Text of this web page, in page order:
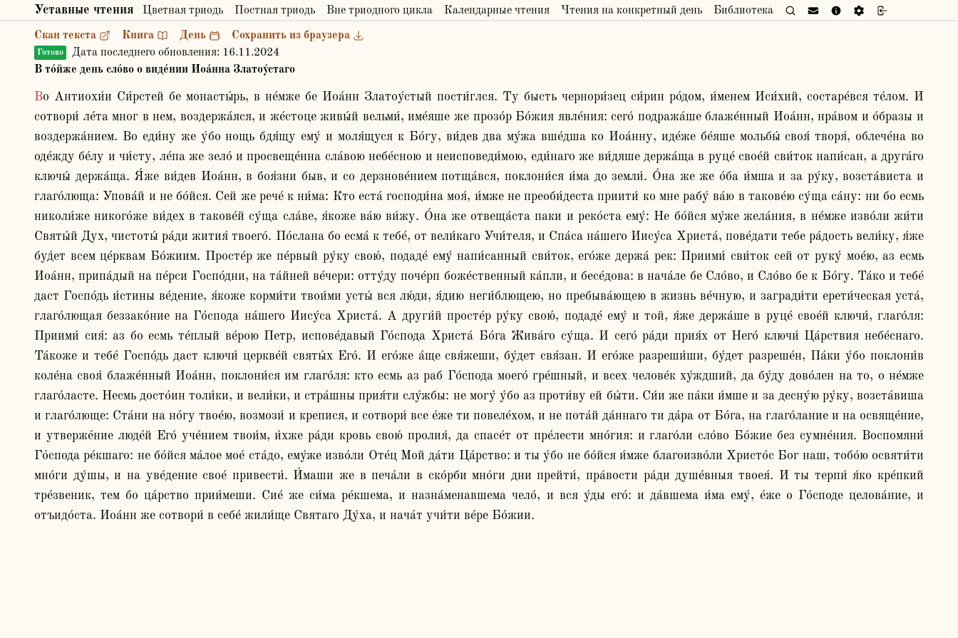
Уставные чтения Цветная триодь Постная триодь Вне триодного цикла Календарные чтения Чтения на конкретный день Библиотека
Скан текста Книга День Сохранить из браузера
Готово Дата последнего обновления: 16.11.2024
В то́йже день сло́во о виде́нии Иоа́нна Златоу́стаго
Во Антиохи́и Си́рстей бе монасты́рь, в не́мже бе Иоа́нн Златоу́стый пости́глся. Ту бысть чернори́зец си́рин ро́дом, и́менем Иси́хий, состаре́вся те́лом. И
сотвори́ ле́та мног в нем, воздержа́яся, и же́стоце живы́й вельми́, име́яше же прозо́р Бо́жия явле́ния: сего́ подража́ше блаже́нный Иоа́нн, нра́вом и о́бразы и
воздержа́нием. Во еди́ну же у́бо нощь бдя́щу ему́ и моля́щуся к Бо́гу, ви́дев два му́жа вше́дша ко Иоа́нну, иде́же бе́яше мольбы́ своя́ творя́, облече́на во
оде́жду бе́лу и чи́сту, ле́па же зело́ и просвеще́нна сла́вою небе́сною и неисповеди́мою, еди́наго же ви́дяше держа́ща в руце́ свое́й сви́ток напи́сан, а друга́го
ключы́ держа́ща. Я́же ви́дев Иоа́нн, в боя́зни быв, и со дерзнове́нием потща́вся, поклони́ся и́ма до земли́. О́на же же о́ба и́мша и за ру́ку, возста́виста и
глаго́люща: Упова́й и не бо́йся. Сей же рече́ к ни́ма: Кто еста́ господи́на моя́, и́мже не преоби́деста приити́ ко мне рабу́ ва́ю в такове́ю су́ща са́ну: ни бо есмь
николи́же никого́же ви́дех в такове́й су́ща сла́ве, я́коже ва́ю ви́жу. О́на же отвеща́ста паки и реко́ста ему́: Не бо́йся му́же жела́ния, в не́мже изво́ли жи́ти
Святы́й Дух, чистоты́ ра́ди жития́ твоего́. По́слана бо есма́ к тебе́, от вели́каго Учи́теля, и Спа́са на́шего Иису́са Христа́, пове́дати тебе ра́дость вели́ку, я́же
буд́ет всем це́рквам Бо́жиим. Просте́р же пе́рвый ру́ку свою́, подаде́ ему́ напи́санный сви́ток, его́же держа́ рек: Приими́ сви́ток сей от руку́ мое́ю, аз есмь
Иоа́нн, припа́дый на пе́рси Госпо́дни, на та́йней ве́чери: отту́ду поче́рп боже́ственный ка́пли, и бесе́дова: в нача́ле бе Сло́во, и Сло́во бе к Бо́гу. Та́ко и тебе́
даст Госпо́дь и́стины ве́дение, я́коже корми́ти твои́ми усты́ вся лю́ди, я́дию неги́блющею, но пребыва́ющею в жизнь ве́чную, и загради́ти ерети́ческая уста́,
глаго́лющая беззако́ние на Го́спода на́шего Иису́са Христа́. А други́й просте́р ру́ку свою́, подаде́ ему́ и той, я́же держа́ше в руце́ свое́й ключи́, глаго́ля:
Приими́ сия́: аз бо есмь те́плый ве́рою Петр, испове́давый Го́спода Христа́ Бо́га Жива́го су́ща. И сего́ ра́ди прия́х от Него́ ключи́ Ца́рствия небе́снаго.
Та́коже и тебе́ Госпо́дь даст ключи́ церкве́й святы́х Его́. И его́же а́ще свя́жеши, бу́дет свя́зан. И его́же разреши́ши, бу́дет разреше́н, Па́ки у́бо поклони́в
коле́на своя́ блаже́нный Иоа́нн, поклони́ся им глаго́ля: кто есмь аз раб Го́спода моего́ гре́шный, и всех челове́к ху́ждший, да бу́ду дово́лен на то, о не́мже
глаго́ласте. Несмь досто́ин толи́ки, и вели́ки, и стра́шны прия́ти слу́жбы: не могу́ у́бо аз проти́ву ей бы́ти. Си́и же па́ки и́мше и за десну́ю ру́ку, возста́виша
и глаго́люще: Ста́ни на но́гу твое́ю, возмози́ и крепися, и сотвори́ все е́же ти повеле́хом, и не пота́й да́ннаго ти да́ра от Бо́га, на глаго́лание и на освяще́ние,
и утверже́ние люде́й Его́ уче́нием твои́м, и́хже ра́ди кровь свою́ пролия́, да спасе́т от пре́лести мно́гия: и глаго́ли сло́во Бо́жие без сумне́ния. Воспомяни́
Го́спода ре́кшаго: не бо́йся ма́лое мое́ ста́до, ему́же изво́ли Оте́ц Мой да́ти Ца́рство: и ты у́бо не бо́йся и́мже благоизво́ли Христо́с Бог наш, тобо́ю освяти́ти
мно́ги ду́шы, и на уве́дение свое́ привести́. И́маши же в печа́ли в ско́рби мно́ги дни прейти́, пра́вости ра́ди душе́вныя твоея́. И ты терпи́ я́ко кре́пкий
тре́звеник, тем бо ца́рство прии́меши. Сие́ же си́ма ре́кшема, и назна́менавшема чело́, и вся у́ды его́: и да́вшема и́ма ему́, е́же о Го́споде целова́ние, и